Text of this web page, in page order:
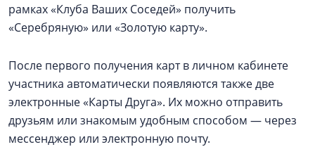
рамках «Клуба Ваших Соседей» получить
«Серебряную» или «Золотую карту».
После первого получения карт в личном кабинете
участника автоматически появляются также две
электронные «Карты Друга». Их можно отправить
друзьям или знакомым удобным способом — через
мессенджер или электронную почту.